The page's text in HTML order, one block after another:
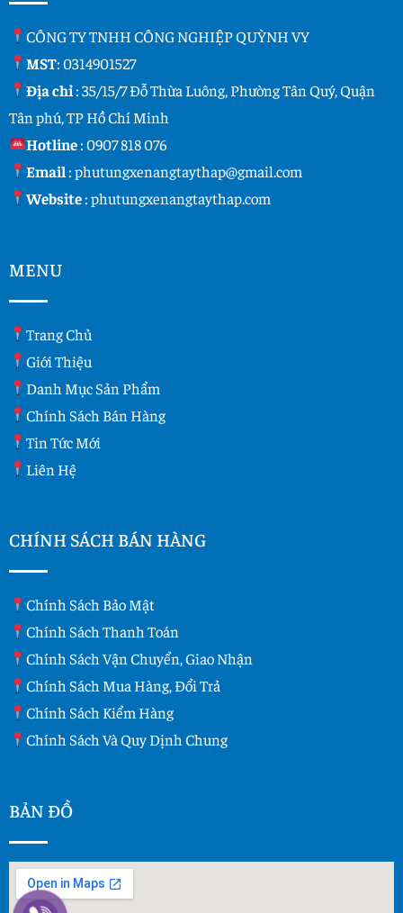
CÔNG TY TNHH CÔNG NGHIỆP QUỲNH VY
MST: 0314901527
Địa chỉ: 35/15/7 Đỗ Thừa Luông, Phường Tân Quý, Quận
Tân phú, TP Hồ Chí Minh
Hotline:0907 818 076
Email :phutungxenangtaythap@gmail.com
Website:phutungxenangtaythap.com
MENU
Trang Chủ
Giới Thiệu
Danh Mục Sản Phẩm
Chính Sách Bán Hàng
Tin Tức Mới
Liên Hệ
CHÍNH SÁCH BÁN HÀNG
Chính Sách Bảo Mật
Chính Sách Thanh Toán
Chính Sách Vận Chuyển, Giao Nhận
Chính Sách Mua Hàng, Đổi Trả
Chính Sách Kiểm Hàng
Chính Sách Và Quy Dịnh Chung
BẢN ĐỒ